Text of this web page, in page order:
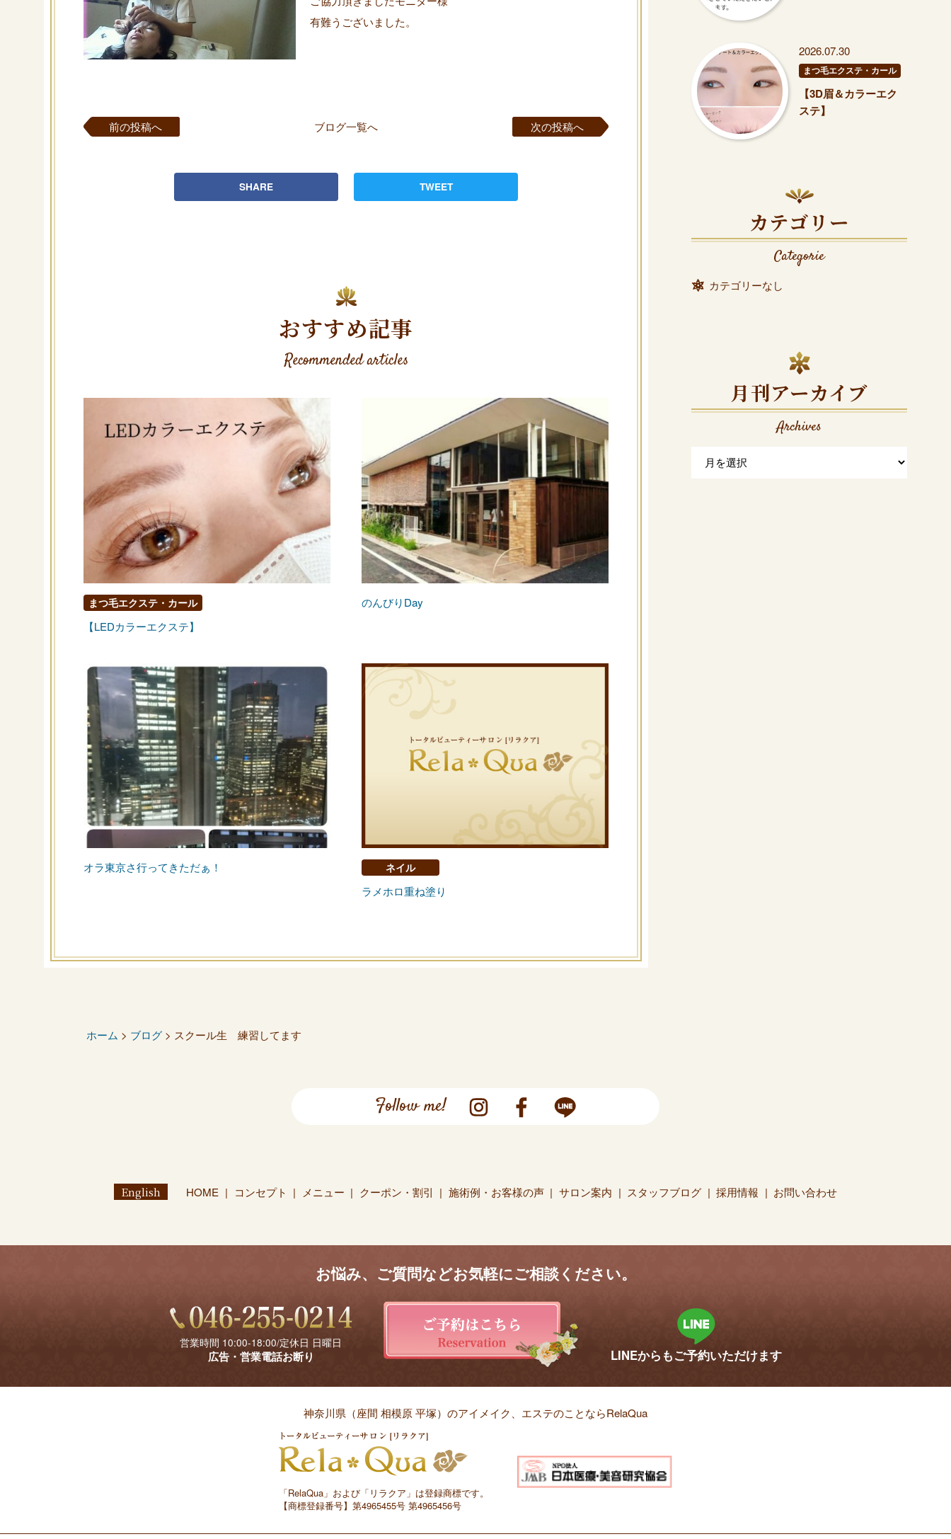
有難うございました。
前の投稿へ ブログ一覧へ 次の投稿へ
SHARE TWEET
おすすめ記事
Recommended articles
まつ毛エクステ・カール
【LEDカラーエクステ】
のんびりDay
オラ東京さ行ってきただぁ！ ネイル
ラメホロ重ね塗り
2026.07.30
まつ毛エクステ・カール
【3D眉＆カラーエク
ステ】
カテゴリー
Categorie
カテゴリーなし
月刊アーカイブ
Archives
ホーム > ブログ > スクール生 練習してます
Follow me!
English HOME コンセプト メニュー クーポン・割引 施術例・お客様の声 サロン案内 スタッフブログ 採用情報 お問い合わせ
お悩み、ご質問などお気軽にご相談ください。
営業時間 10:00-18:00/定休日 日曜日
広告・営業電話お断り LINEからもご予約いただけます
神奈川県（座間 相模原 平塚）のアイメイク、 エステのことならRelaQua
「RelaQua」および「リラクア」は登録商標です。
【商標登録番号】第4965455号 第4965456号